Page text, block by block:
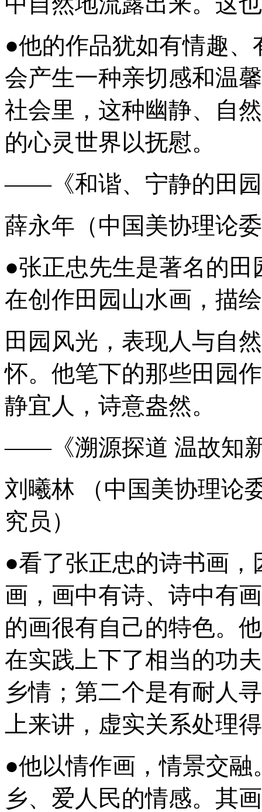
●他的作品犹如有情趣
会产生一种亲切感和温
社会里，这种幽静、自
的心灵世界以抚慰。
——《和谐、宁静的田园
薛永年（中国美协理论
●张正忠先生是著名的
在创作田园山水画，描
田园风光，表现人与自
怀。他笔下的那些田园
静宜人，诗意盎然。
——《溯源探道 温故知
刘曦林 （中国美协理论
究员）
●看了张正忠的诗书画
画，画中有诗、诗中有
的画很有自己的特色。
在实践上下了相当的功
乡情；第二个是有耐人
上来讲，虚实关系处理
●他以情作画，情景交
乡、爱人民的情感。其